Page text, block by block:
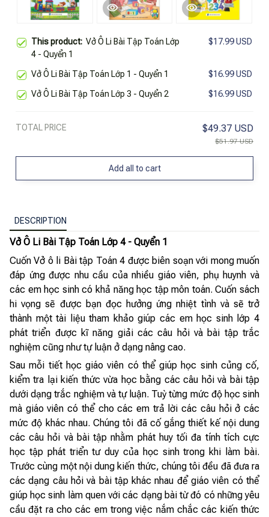
This product: Vở Ô Li Bài Tập Toán Lớp
4 - Quyển 1
$17.99 USD
Vở Ô Li Bài Tập Toán Lớp 1 - Quyển 1 $16.99 USD
Vở Ô Li Bài Tập Toán Lớp 3 - Quyển 2 $16.99 USD
TOTAL PRICE $49.37 USD
$51.97 USD
Add all to cart
DESCRIPTION
Vở Ô Li Bài Tập Toán Lớp 4 - Quyển 1
Cuốn Vở ô li Bài tập Toán 4 được biên soạn với mong muốn
đáp ứng được nhu cầu của nhiều giáo viên, phụ huynh và
các em học sinh có khả năng học tập môn toán. Cuốn sách
hi vọng sẽ được bạn đọc hưởng ứng nhiệt tình và sẽ trở
thành một tài liệu tham khảo giúp các em học sinh lớp 4
phát triển được kĩ năng giải các câu hỏi và bài tập trắc
nghiệm cũng như tự luận ở dạng nâng cao.
Sau mỗi tiết học giáo viên có thể giúp học sinh củng cố,
kiểm tra lại kiến thức vừa học bằng các câu hỏi và bài tập
dưới dạng trắc nghiệm và tự luận. Tuỳ từng mức độ học sinh
mà giáo viên có thể cho các em trả lời các câu hỏi ở các
mức độ khác nhau. Chúng tôi đã cố gắng thiết kế nội dung
các câu hỏi và bài tập nhằm phát huy tối đa tính tích cực
học tập phát triển tư duy của học sinh trong khi làm bài.
Trước cùng một nội dung kiến thức, chúng tôi đều đã đưa ra
các dạng câu hỏi và bài tập khác nhau để giáo viên có thể
giúp học sinh làm quen với các dạng bài từ đó có những yêu
cầu đặt ra cho các em trong việc nắm chắc các kiến thức